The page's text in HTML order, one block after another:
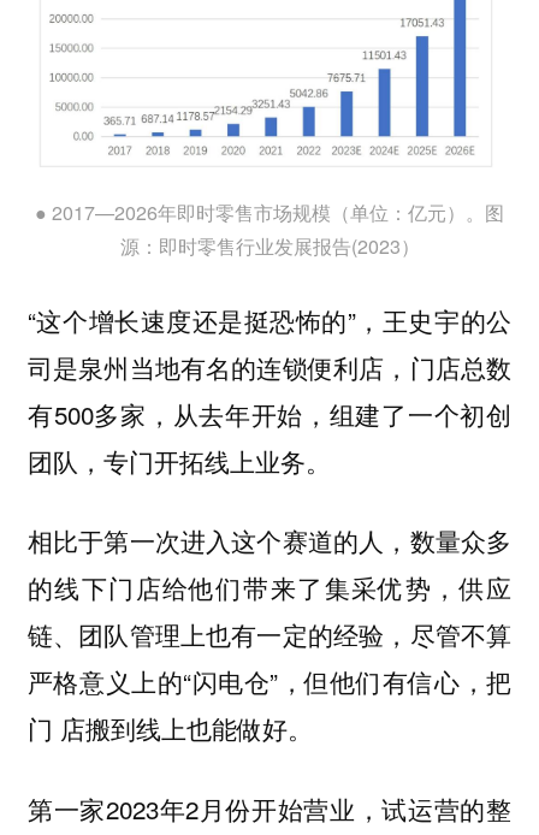
● 2017—2026年即时零售市场规模（单位：亿元）。图
源：即时零售行业发展报告(2023）
“这个增长速度还是挺恐怖的”，王史宇的公
司是泉州当地有名的连锁便利店，门店总数
有500多家，从去年开始，组建了一个初创
团队，专门开拓线上业务。
相比于第一次进入这个赛道的人，数量众多
的线下门店给他们带来了集采优势，供应
链、团队管理上也有一定的经验，尽管不算
严格意义上的“闪电仓”，但他们有信心，把
门 店搬到线上也能做好。
第一家2023年2月份开始营业，试运营的整